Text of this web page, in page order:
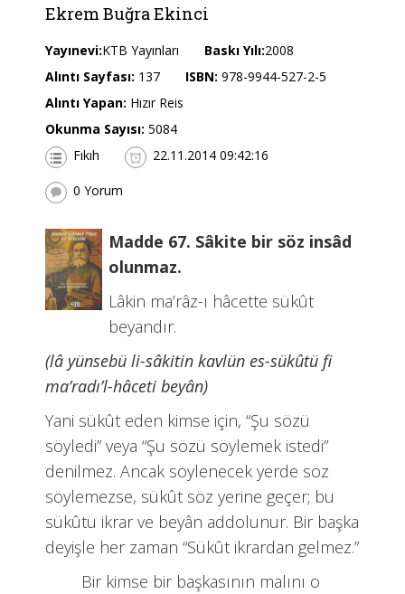
Ekrem Buğra Ekinci
Yayınevi:KTB Yayınları Baskı Yılı:2008
Alıntı Sayfası: 137 ISBN: 978-9944-527-2-5
Alıntı Yapan: Hızır Reis
Okunma Sayısı: 5084
Fıkıh
22.11.2014 09:42:16
0 Yorum
Madde 67. Sâkite bir söz insâd
olunmaz.
Lâkin ma’râz-ı hâcette sükût
beyandır.
(lâ yünsebü li-sâkitin kavlün es-sükûtü fi
ma’radı’l-hâceti beyân)
Yani sükût eden kimse için, “Şu sözü
söyledi” veya “Şu sözü söylemek istedi”
denilmez. Ancak söylenecek yerde söz
söylemezse, sükût söz yerine geçer; bu
sükûtu ikrar ve beyân addolunur. Bir başka
deyişle her zaman “Sükût ikrardan gelmez.”
Bir kimse bir başkasının malını o